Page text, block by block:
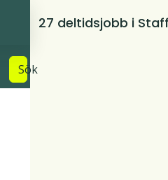
Sök
27 deltidsjobb i